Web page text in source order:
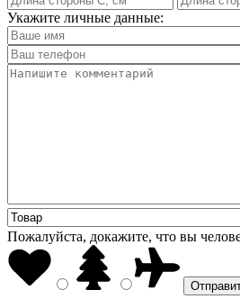
Укажите личные данные:
Пожалуйста, докажите, что вы